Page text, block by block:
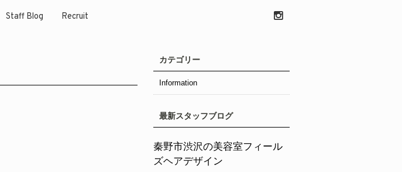
Staff Blog Recruit
カテゴリー
Information
最新スタッフブログ
秦野市渋沢の美容室フィール
ズヘアデザイン